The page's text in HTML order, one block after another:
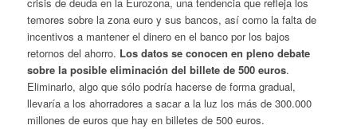
temores sobre la zona euro y sus bancos, así como la falta de
incentivos a mantener el dinero en el banco por los bajos
retornos del ahorro. Los datos se conocen en pleno debate
sobre la posible eliminación del billete de 500 euros.
Eliminarlo, algo que sólo podría hacerse de forma gradual,
llevaría a los ahorradores a sacar a la luz los más de 300.000
millones de euros que hay en billetes de 500 euros.